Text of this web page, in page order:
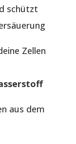
schützt
Zellen
aus dem